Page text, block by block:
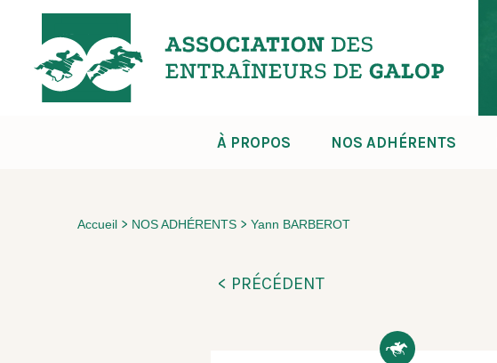
À PROPOS NOS ADHÉRENTS
Accueil > NOS ADHÉRENTS > Yann BARBEROT
< PRÉCÉDENT